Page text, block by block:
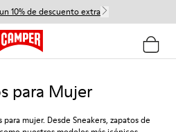
10% de descuento extra
para Mujer
mujer. Desde Sneakers, zapatos de